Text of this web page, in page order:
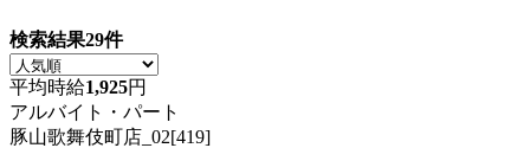
検索結果29件
平均時給1,925円
アルバイト・パート
豚山歌舞伎町店_02[419]